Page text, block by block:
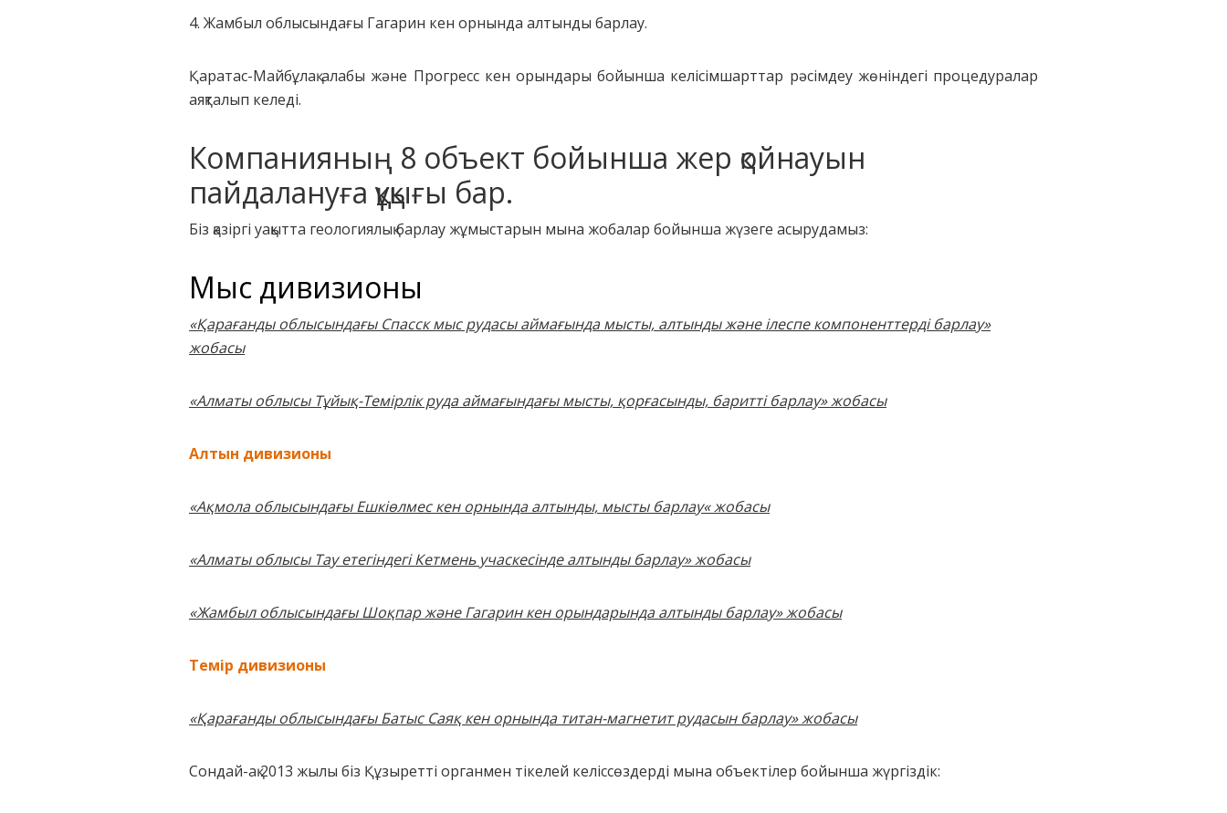
4. Жамбыл облысындағы Гагарин кен орнында алтынды барлау.
Қаратас-Майбұлақ алабы және Прогресс кен орындары бойынша келісімшарттар рәсімдеу жөніндегі процедуралар
аяқталып келеді.
Компанияның 8 объект бойынша жер қойнауын
пайдалануға құқығы бар.
Біз қазіргі уақытта геологиялық барлау жұмыстарын мына жобалар бойынша жүзеге асырудамыз:
Мыс дивизионы
«Қарағанды облысындағы Спасск мыс рудасы аймағында мысты, алтынды және ілеспе компоненттерді барлау»
жобасы
«Алматы облысы Тұйық-Темірлік руда аймағындағы мысты, қорғасынды, баритті барлау» жобасы
Алтын дивизионы
«Ақмола облысындағы Ешкіөлмес кен орнында алтынды, мысты барлау«жобасы
«Алматы облысы Тау етегіндегі Кетмень учаскесінде алтынды барлау» жобасы
«Жамбыл облысындағы Шоқпар және Гагарин кен орындарында алтынды барлау» жобасы
Темір дивизионы
«Қарағанды облысындағы Батыс Саяқ кен орнында титан-магнетит рудасын барлау» жобасы
Сондай-ақ 2013 жылы біз Құзыретті органмен тікелей келіссөздерді мына объектілер бойынша жүргіздік: